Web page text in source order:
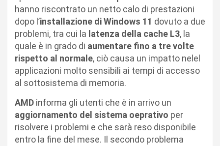
hanno riscontrato un netto calo di prestazioni
dopo l’installazione di Windows 11 dovuto a due
problemi, tra cui la latenza della cache L3, la
quale è in grado di aumentare fino a tre volte
rispetto al normale, ciò causa un impatto nelel
applicazioni molto sensibili ai tempi di accesso
al sottosistema di memoria.
AMD informa gli utenti che è in arrivo un
aggiornamento del sistema oeprativo per
risolvere i problemi e che sarà reso disponibile
entro la fine del mese. Il secondo problema